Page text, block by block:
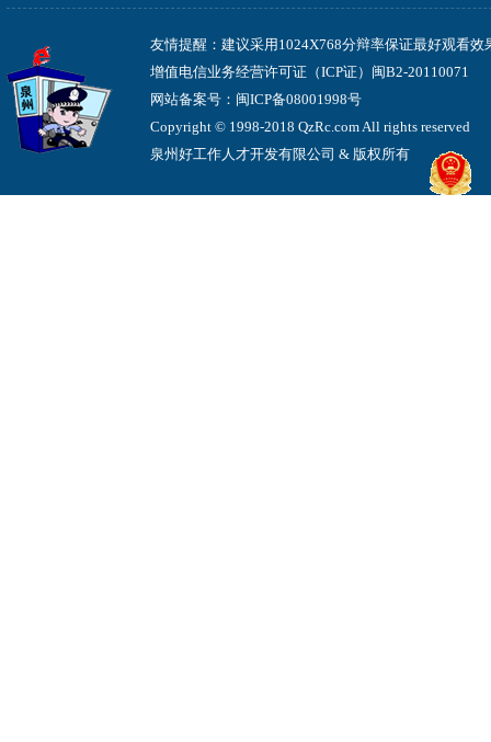
友情提醒：建议采用1024X768分辩率保证最好观看效
增值电信业务经营许可证（ICP证）闽B2-20110071
网站备案号：闽ICP备08001998号
Copyright © 1998-2018 QzRc.com All rights reserved
泉州好工作人才开发有限公司 & 版权所有